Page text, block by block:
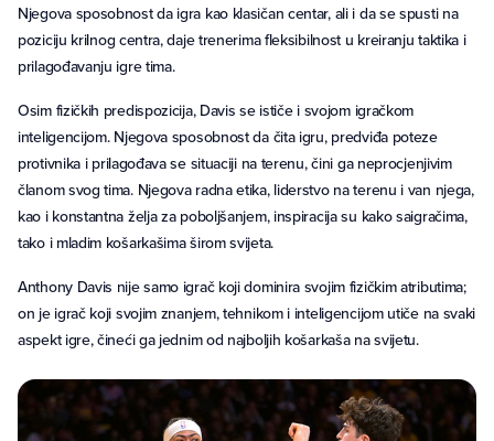
Njegova sposobnost da igra kao klasičan centar, ali i da se spusti na
poziciju krilnog centra, daje trenerima fleksibilnost u kreiranju taktika i
prilagođavanju igre tima.
Osim fizičkih predispozicija, Davis se ističe i svojom igračkom
inteligencijom. Njegova sposobnost da čita igru, predviđa poteze
protivnika i prilagođava se situaciji na terenu, čini ga neprocjenjivim
članom svog tima. Njegova radna etika, liderstvo na terenu i van njega,
kao i konstantna želja za poboljšanjem, inspiracija su kako saigračima,
tako i mladim košarkašima širom svijeta.
Anthony Davis nije samo igrač koji dominira svojim fizičkim atributima;
on je igrač koji svojim znanjem, tehnikom i inteligencijom utiče na svaki
aspekt igre, čineći ga jednim od najboljih košarkaša na svijetu.